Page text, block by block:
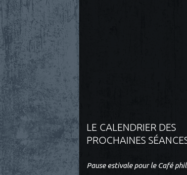
LE CALENDRIER DES
PROCHAINES
Pause estivale pour le Café